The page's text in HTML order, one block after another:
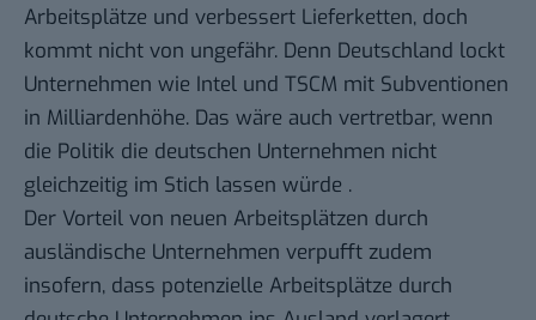
Arbeitsplätze und verbessert Lieferketten, doch
kommt nicht von ungefähr. Denn Deutschland lockt
Unternehmen wie Intel und TSCM mit Subventionen
in Milliardenhöhe. Das wäre auch vertretbar, wenn
die Politik die deutschen Unternehmen nicht
gleichzeitig im Stich lassen würde .
Der Vorteil von neuen Arbeitsplätzen durch
ausländische Unternehmen verpufft zudem
insofern, dass potenzielle Arbeitsplätze durch